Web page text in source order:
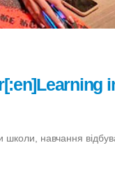
школи, навчання